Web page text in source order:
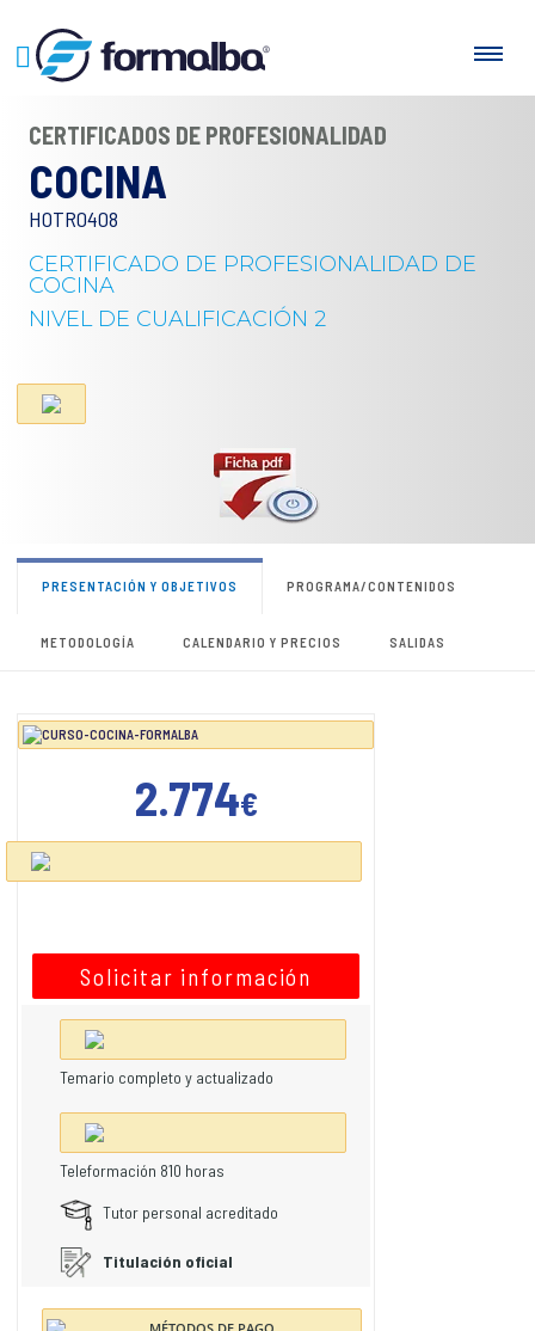
CERTIFICADOS DE PROFESIONALIDAD
COCINA
HOTR0408
CERTIFICADO DE PROFESIONALIDAD DE
COCINA
NIVEL DE CUALIFICACIÓN 2
PRESENTACIÓN Y OBJETIVOS PROGRAMA/CONTENIDOS
METODOLOGÍA CALENDARIO Y PRECIOS SALIDAS
2.774€
Solicitar información
Temario completo y actualizado
Teleformación 810 horas
Tutor personal acreditado
Titulación oficial